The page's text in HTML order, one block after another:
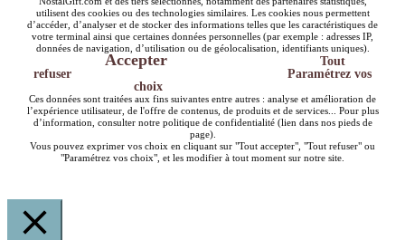
utilisent des cookies ou des technologies similaires. Les cookies nous permettent
d’accéder, d’analyser et de stocker des informations telles que les caractéristiques de
votre terminal ainsi que certaines données personnelles (par exemple : adresses IP,
données de navigation, d’utilisation ou de géolocalisation, identifiants uniques).
Accepter
Tout
refuser
Paramétrez vos
choix
Ces données sont traitées aux fins suivantes entre autres : analyse et amélioration de
l’expérience utilisateur, de l'offre de contenus, de produits et de services... Pour plus
d’information, consulter notre politique de confidentialité (lien dans nos pieds de
page).
Vous pouvez exprimer vos choix en cliquant sur "Tout accepter", "Tout refuser" ou
"Paramétrez vos choix", et les modifier à tout moment sur notre site.